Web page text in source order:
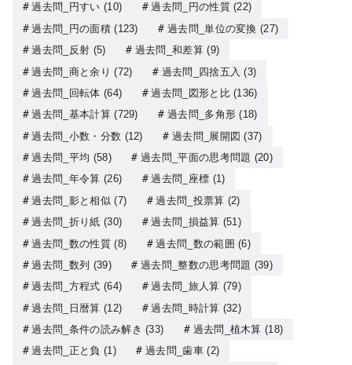
過去問_円すい (10) 過去問_円の性質(22)
過去問_円の面積(123) 過去問_単位の変換 (27)
過去問_反射 (5) 過去問_和差算(9)
過去問_商と余り (72) 過去問_四捨五入 (3)
過去問_回転体 (64) 過去問_図形と比(136)
過去問_基本計算(729) 過去問_多角形 (18)
過去問_小数・分数 (12) 過去問_展開図 (37)
過去問_平均 (58) 過去問_平面の思考問題 (20)
過去問_年令算 (26) 過去問_座標 (1)
過去問_影と相似 (7) 過去問_投票算 (2)
過去問_折り紙 (30) 過去問_損益算 (51)
過去問_数の性質(8) 過去問_数の範囲 (6)
過去問_数列 (39) 過去問_整数の思考問題 (39)
過去問_方程式 (64) 過去問_旅人算 (79)
過去問_日暦算 (12) 過去問_時計算 (32)
過去問_条件の読み解き (33) 過去問_植木算 (18)
過去問_正と負 (1) 過去問_歯車(2)